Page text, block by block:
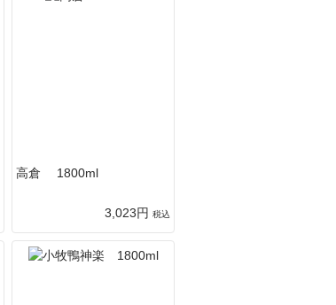
高倉 1800ml
3,023円 税込